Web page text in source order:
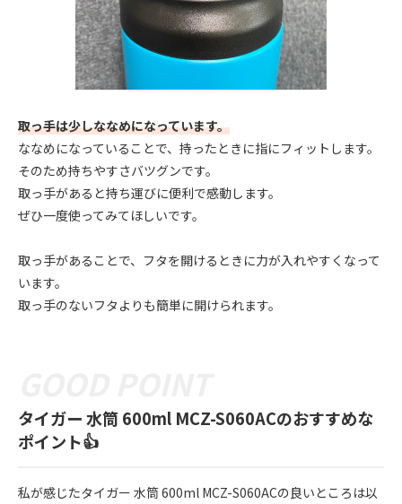
取っ手は少しななめになっています。
ななめになっていることで、持ったときに指にフィットします。
そのため持ちやすさバツグンです。
取っ手があると持ち運びに便利で感動します。
ぜひ一度使ってみてほしいです。
取っ手があることで、フタを開けるときに力が入れやすくなって
います。
取っ手のないフタよりも簡単に開けられます。
タイガー 水筒 600ml MCZ-S060ACのおすすめな
ポイント👍
私が感じたタイガー 水筒 600ml MCZ-S060ACの良いところは以